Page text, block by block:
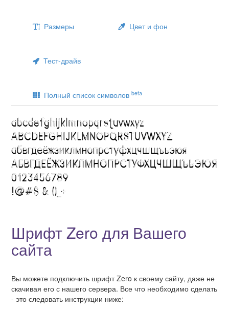
Размеры Цвет и фон
Тест-драйв
Полный список символов beta
Шрифт Zero для Вашего
сайта
Вы можете подключить шрифт Zero к своему сайту, даже не
скачивая его с нашего сервера. Все что необходимо сделать
- это следовать инструкции ниже: